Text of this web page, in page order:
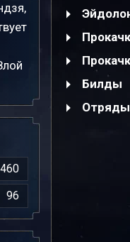
460
96
Билды
Отряды